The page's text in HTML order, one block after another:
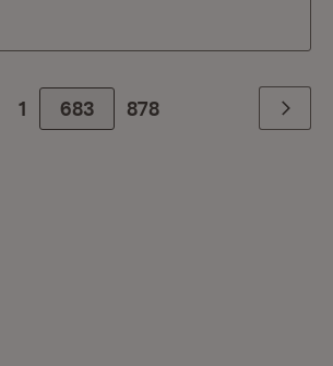
1 683 Zur letzte Seite
878 Weiter